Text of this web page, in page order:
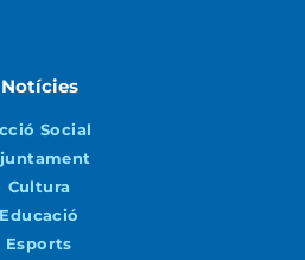
Notícies
Social
Cultura
Educació
Esports